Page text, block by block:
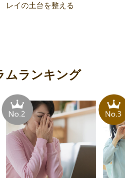
レイの土台を整える
ムランキング